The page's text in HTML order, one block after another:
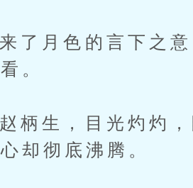
月色的言下之意
。
生，目光灼灼，
却彻底沸腾。